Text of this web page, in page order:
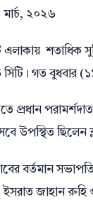
মার্চ, ২০২৬
শতাধিক
সিটি। গত
প্রধান
উপস্থিত
বর্তমান
জাহান রুহি